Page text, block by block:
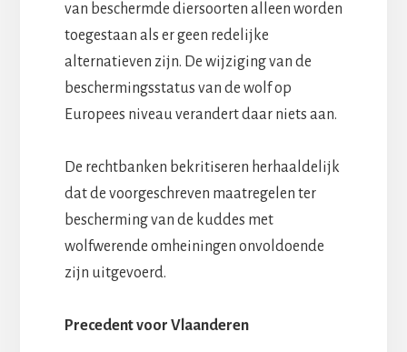
van beschermde diersoorten alleen worden
toegestaan als er geen redelijke
alternatieven zijn. De wijziging van de
beschermingsstatus van de wolf op
Europees niveau verandert daar niets aan.
De rechtbanken bekritiseren herhaaldelijk
dat de voorgeschreven maatregelen ter
bescherming van de kuddes met
wolfwerende omheiningen onvoldoende
zijn uitgevoerd.
Precedent voor Vlaanderen